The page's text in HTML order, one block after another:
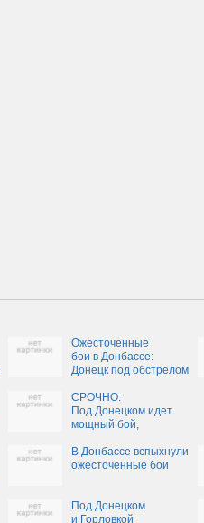
Ожесточенные
бои в Донбассе:
Донецк под обстрелом
СРОЧНО:
Под Донецком идет
мощный бой,
из артиллерии
В Донбассе вспыхнули
ожесточенные бои
Под Донецком
и Горловкой